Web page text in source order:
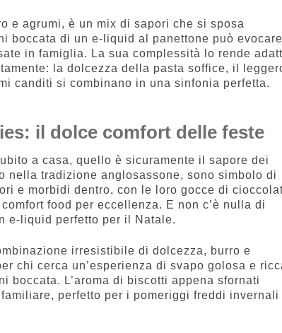
e agrumi, è un mix di sapori che si sposa
boccata di un e-liquid al panettone può
in famiglia. La sua complessità lo rende
la dolcezza della pasta soffice, il
canditi si combinano in una sinfonia perfetta.
il dolce comfort delle feste
a casa, quello è sicuramente il sapore dei
nella tradizione anglosassone, sono simbolo di
e morbidi dentro, con le loro gocce di
food per eccellenza. E non c’è nulla di
e-liquid perfetto per il Natale.
irresistibile di dolcezza, burro e
chi cerca un’esperienza di svapo golosa e
boccata. L’aroma di biscotti appena sfornati
perfetto per i pomeriggi freddi invernali